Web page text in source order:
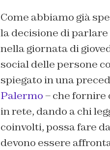
Come abbiamo già
la decisione di
nella giornata di
social delle persone
spiegato in una
Palermo– che fornire
in rete, dando a chi
coinvolti, possa fare
devono essere